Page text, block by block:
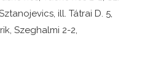
ill. Tátrai D. 5,
Szeghalmi 2-2,